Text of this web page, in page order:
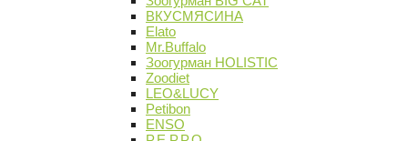
ВКУСМЯСИНА
Elato
Mr.Buffalo
Зоогурман HOLISTIC
Zoodiet
LEO&LUCY
Petibon
ENSO